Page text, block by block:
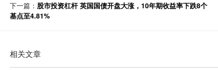
下一篇： 股市投资杠杆 英国国债开盘大涨，10年期收益率下跌8个
基点至4.81%
相关文章